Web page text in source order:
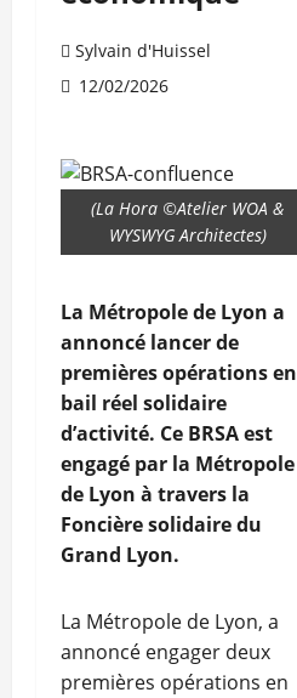
Sylvain d'Huissel
12/02/2026
(La Hora ©Atelier WOA &
WYSWYG Architectes)
La Métropole de Lyon a
annoncé lancer de
premières opérations en
bail réel solidaire
d’activité. Ce BRSA est
engagé par la Métropole
de Lyon à travers la
Foncière solidaire du
Grand Lyon.
La Métropole de Lyon, a
annoncé engager deux
premières opérations en